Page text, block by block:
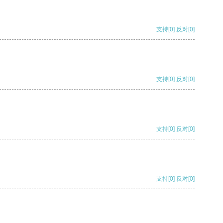
支持[0] 反对[0]
支持[0] 反对[0]
支持[0] 反对[0]
支持[0] 反对[0]